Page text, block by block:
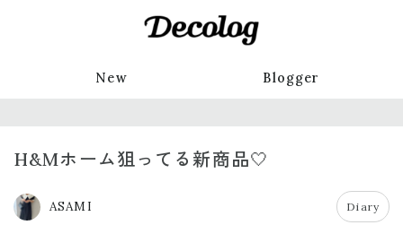
New Blogger
H&Mホーム狙ってる新商品🤍
ASAMI Diary